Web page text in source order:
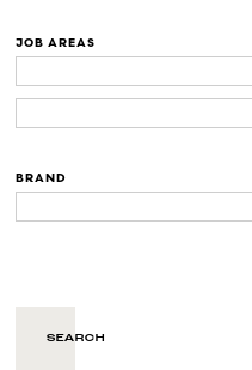
JOB AREAS
BRAND